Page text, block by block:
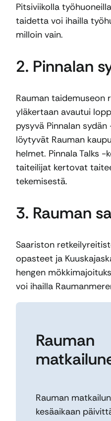
Pitsiviikolla
taidetta voi ihailla
milloin vain.
2. Pinnalan
Rauman taidemuseon
yläkertaan avautui
pysyvä Pinnalan
löytyvät Rauman
helmet. Pinnala Talks
taiteilijat kertovat
tekemisestä.
3. Rauman
Saariston
opasteet ja
hengen
voi ihailla
Rauman
Rauman
kesäaikaan